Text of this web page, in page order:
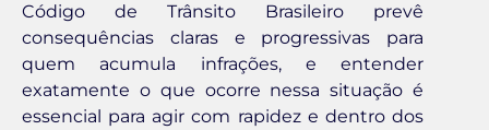
Código de Trânsito Brasileiro prevê
consequências claras e progressivas para
quem acumula infrações, e entender
exatamente o que ocorre nessa situação é
essencial para agir com rapidez e dentro dos